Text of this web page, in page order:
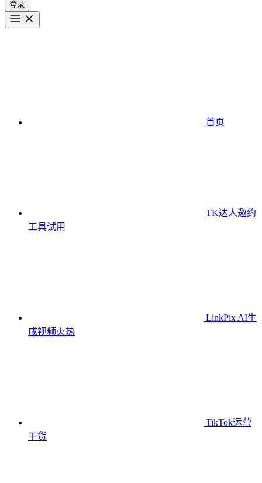
登录
首页
TK达人邀约
工具试用
LinkPix AI生
成视频火热
TikTok运营
干货